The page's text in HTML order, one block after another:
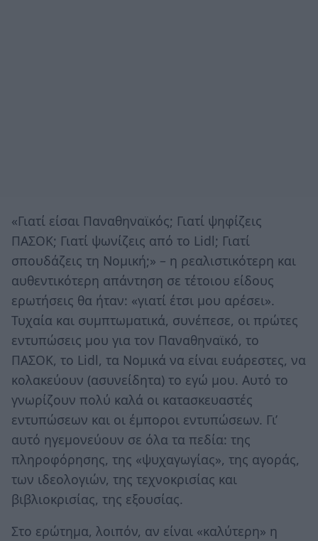
«Γιατί είσαι Παναθηναϊκός; Γιατί ψηφίζεις
ΠΑΣΟΚ; Γιατί ψωνίζεις από το Lidl; Γιατί
σπουδάζεις τη Νομική;» – η ρεαλιστικότερη και
αυθεντικότερη απάντηση σε τέτοιου είδους
ερωτήσεις θα ήταν: «γιατί έτσι μου αρέσει».
Τυχαία και συμπτωματικά, συνέπεσε, οι πρώτες
εντυπώσεις μου για τον Παναθηναϊκό, το
ΠΑΣΟΚ, το Lidl, τα Νομικά να είναι ευάρεστες, να
κολακεύουν (ασυνείδητα) τo εγώ μου. Αυτό το
γνωρίζουν πολύ καλά οι κατασκευαστές
εντυπώσεων και οι έμποροι εντυπώσεων. Γι’
αυτό ηγεμονεύουν σε όλα τα πεδία: της
πληροφόρησης, της «ψυχαγωγίας», της αγοράς,
των ιδεολογιών, της τεχνοκρισίας και
βιβλιοκρισίας, της εξουσίας.
Στο ερώτημα, λοιπόν, αν είναι «καλύτερη» η